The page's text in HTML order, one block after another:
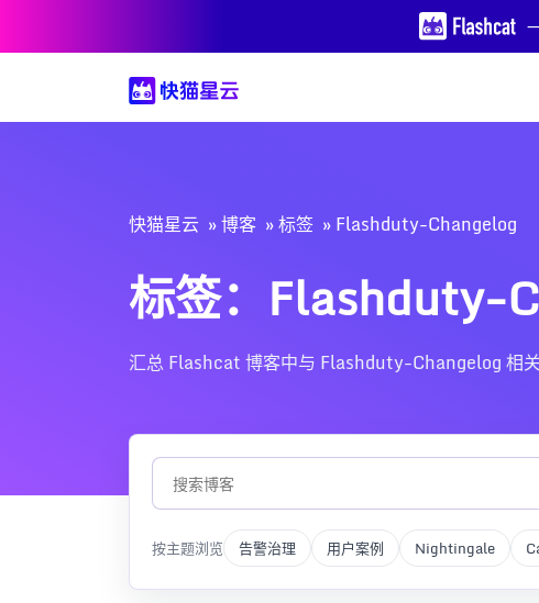
快猫星云 博客 标签 Flashduty-Changelog
标签：Flashduty-
汇总 Flashcat 博客中与 Flashduty-Changelog 相
按主题浏览 告警治理 用户案例 Nightingale